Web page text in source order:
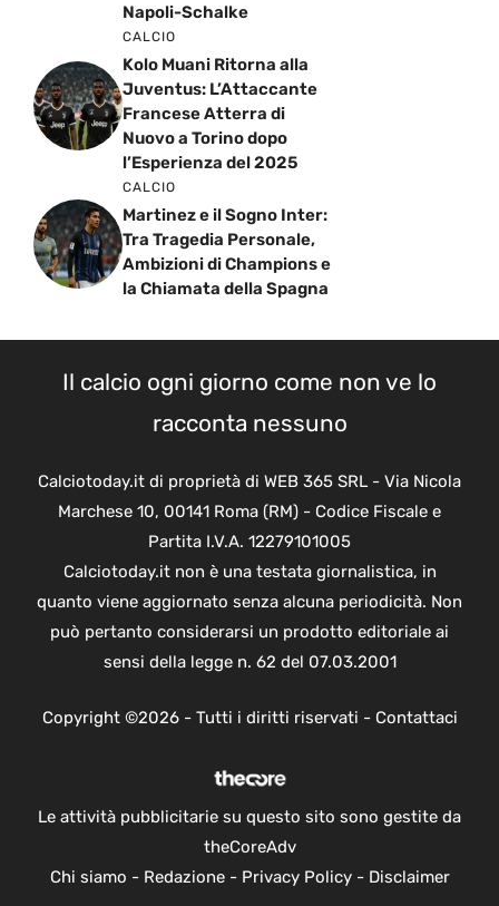
Napoli-Schalke
CALCIO
Kolo Muani Ritorna alla
Juventus: L’Attaccante
Francese Atterra di
Nuovo a Torino dopo
l’Esperienza del 2025
CALCIO
Martinez e il Sogno Inter:
Tra Tragedia Personale,
Ambizioni di Champions e
la Chiamata della Spagna
Il calcio ogni giorno come non ve lo
racconta nessuno
Calciotoday.it di proprietà di WEB 365 SRL - Via Nicola
Marchese 10, 00141 Roma (RM) - Codice Fiscale e
Partita I.V.A. 12279101005
Calciotoday.it non è una testata giornalistica, in
quanto viene aggiornato senza alcuna periodicità. Non
può pertanto considerarsi un prodotto editoriale ai
sensi della legge n. 62 del 07.03.2001
Copyright ©2026 - Tutti i diritti riservati - Contattaci
Le attività pubblicitarie su questo sito sono gestite da
theCoreAdv
Chi siamo - Redazione- Privacy Policy- Disclaimer